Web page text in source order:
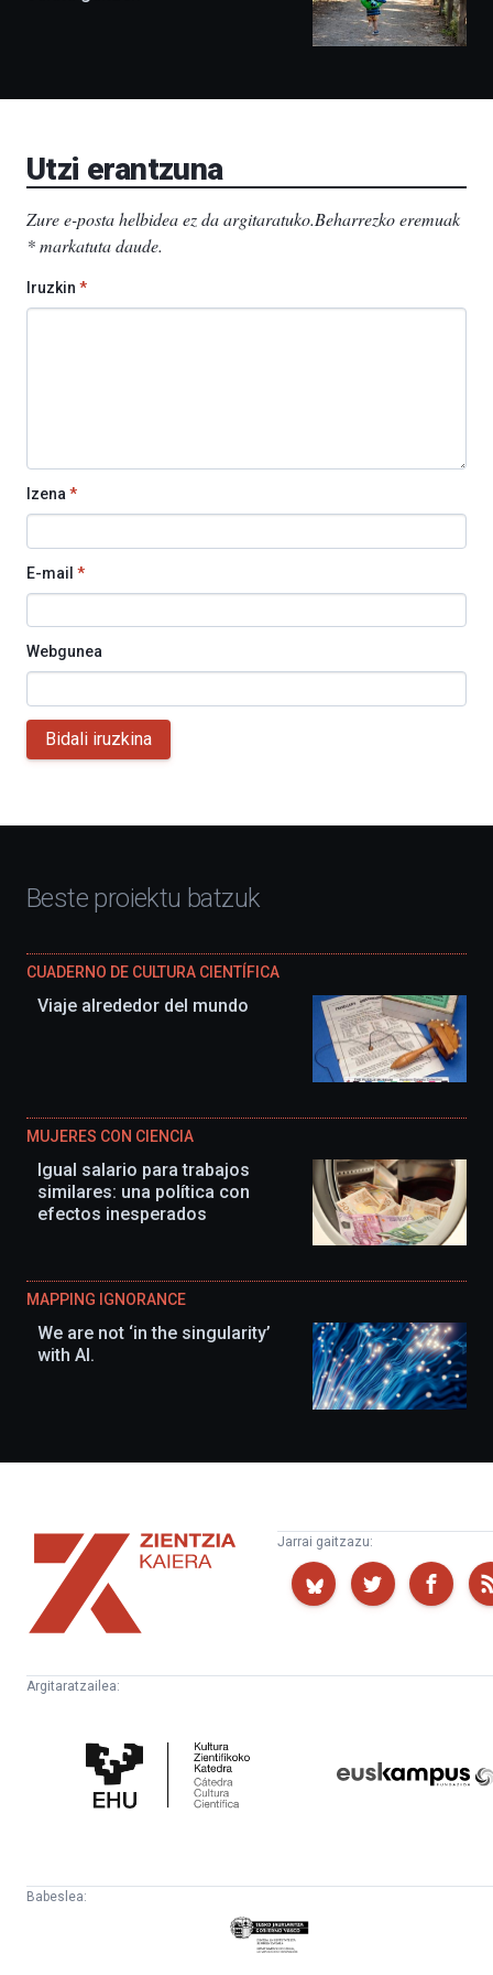
Bizkaia
Utzi erantzuna
Zure e-posta helbidea ez da argitaratuko.Beharrezko eremuak
*markatuta daude.
Iruzkin *
Izena*
E-mail *
Webgunea
Bidali iruzkina
Beste proiektu batzuk
CUADERNO DE CULTURA CIENTÍFICA
Viaje alrededor del mundo
MUJERES CON CIENCIA
Igual salario para trabajos
similares: una política con
efectos inesperados
MAPPING IGNORANCE
We are not ‘in the singularity’
with AI.
Zientzia
Kaiera
Jarrai gaitzazu:
Argitaratzailea:
Zientifikoko
Katedra
Babeslea:
Eusko
Jaurlaritza